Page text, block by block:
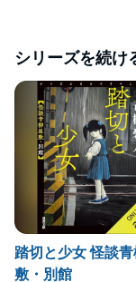
シリーズを続け
踏切と少女 怪談
敷・別館